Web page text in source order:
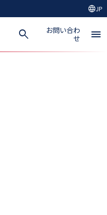
languageJP
search
お問い合わ
せ
menu